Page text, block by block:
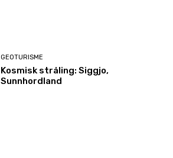
GEOTURISME
Kosmisk stråling: Siggjo,
Sunnhordland